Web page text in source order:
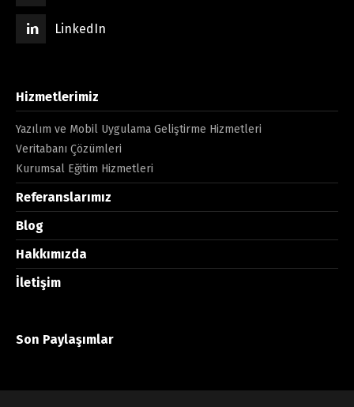
LinkedIn
Hizmetlerimiz
Yazılım ve Mobil Uygulama Geliştirme Hizmetleri
Veritabanı Çözümleri
Kurumsal Eğitim Hizmetleri
Referanslarımız
Blog
Hakkımızda
İletişim
Son Paylaşımlar